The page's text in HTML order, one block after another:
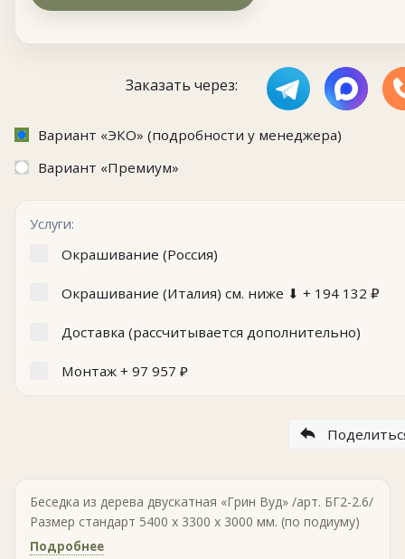
Заказать через:
Вариант «ЭКО» (подробности у менеджера)
Вариант «Премиум»
Услуги:
Окрашивание (Россия)
Окрашивание (Италия) см. ниже ⬇ + 194 132 ₽
Доставка (рассчитывается дополнительно)
Монтаж + 97 957 ₽
Беседка из дерева двускатная «Грин Вуд» /арт. БГ2-2.6/
Размер стандарт 5400 х 3300 х 3000 мм. (по подиуму)
Подробнее